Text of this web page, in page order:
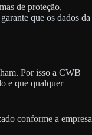
de proteção,
que os dados da
Por isso a CWB
e que qualquer
conforme a empresa